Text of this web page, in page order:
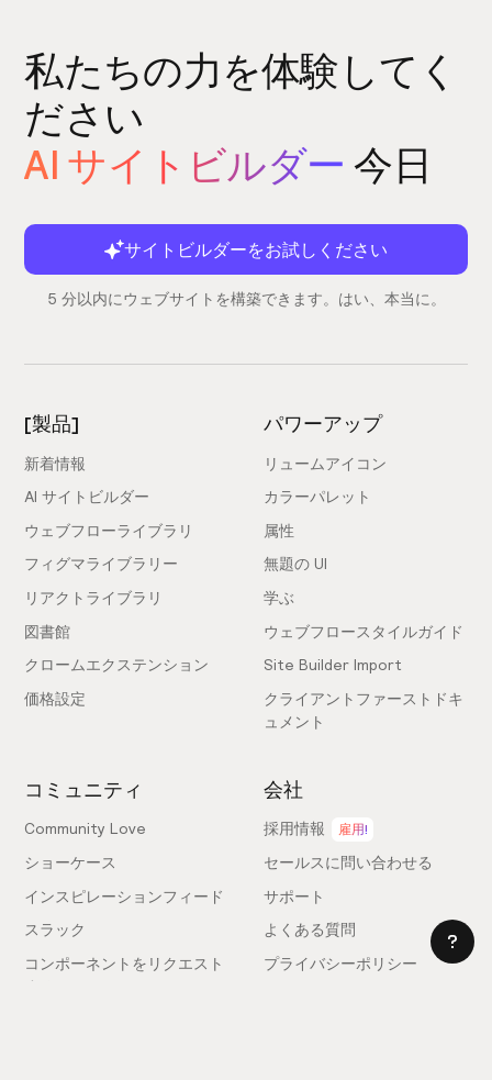
私たちの力を体験してく
ださい
AI サイトビルダー 今日
サイトビルダーをお試しください
5 分以内にウェブサイトを構築できます。はい、本当に。
[製品]
新着情報
AI サイトビルダー
ウェブフローライブラリ
フィグマライブラリー
リアクトライブラリ
図書館
クロームエクステンション
価格設定
パワーアップ
リュームアイコン
カラーパレット
属性
無題の UI
学ぶ
ウェブフロースタイルガイド
Site Builder Import
クライアントファーストドキ
ュメント
コミュニティ
Community Love
ショーケース
インスピレーションフィード
スラック
コンポーネントをリクエスト
する
会社
採用情報 雇用!
セールスに問い合わせる
サポート
よくある質問
プライバシーポリシー